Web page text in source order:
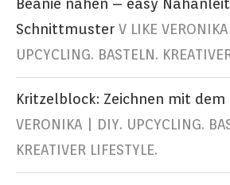
Beanie nähen – easy
Schnittmuster V LIKE
UPCYCLING. BASTELN.
Kritzelblock: Zeichnen mit dem
VERONIKA | DIY. UPCYCLING.
KREATIVER LIFESTYLE.